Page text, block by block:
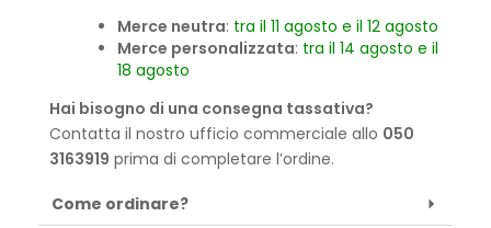
Merce neutra: tra il 11 agosto e il 12 agosto
Merce personalizzata: tra il 14 agosto e il
18 agosto
Hai bisogno di una consegna tassativa?
Contatta il nostro ufficio commerciale allo 050
3163919 prima di completare l’ordine.
Come ordinare?